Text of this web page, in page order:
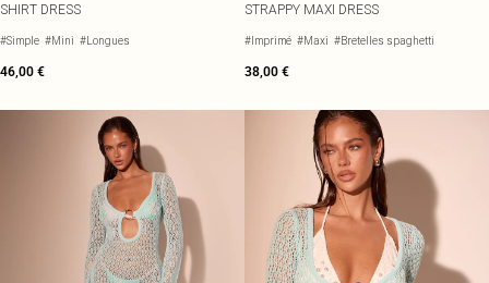
SHIRT DRESS
#Simple #Mini #Longues
46,00 €
STRAPPY MAXI DRESS
#Imprimé #Maxi #Bretelles spaghetti
38,00 €